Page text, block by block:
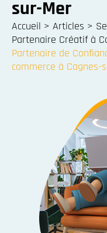
sur-Mer
Accueil > Articles >
Partenaire Créatif à
Partenaire de
commerce à Cagnes-